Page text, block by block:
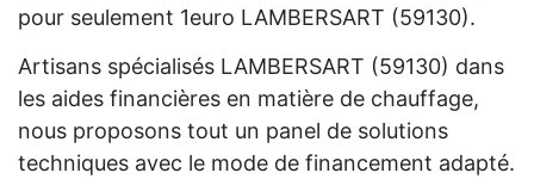
pour seulement 1euro LAMBERSART (59130).
Artisans spécialisés LAMBERSART (59130) dans
les aides financières en matière de chauffage,
nous proposons tout un panel de solutions
techniques avec le mode de financement adapté.